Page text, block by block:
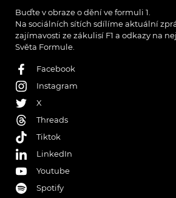
Buďte v obraze o dění ve formuli 1.
Na sociálních sítích sdílíme aktuální
zajímavosti ze zákulisí F1 a odkazy na
Světa Formule.
Facebook
Instagram
X
Threads
Tiktok
LinkedIn
Youtube
Spotify